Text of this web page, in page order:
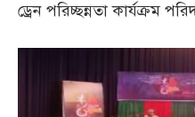
ড্রেন পরিচ্ছন্নতা কার্যক্রম